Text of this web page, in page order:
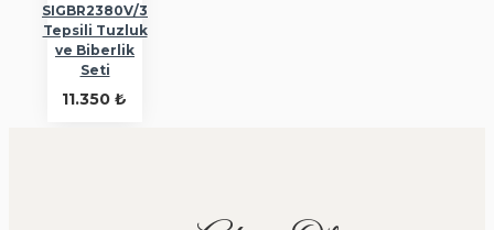
SIGBR2380V/3
Tepsili Tuzluk
ve Biberlik
Seti
11.350 ₺